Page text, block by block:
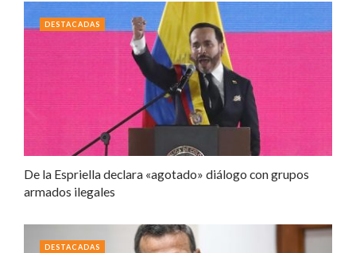
De la Espriella declara «agotado» diálogo con grupos
armados ilegales
DESTACADAS
DESTACADAS